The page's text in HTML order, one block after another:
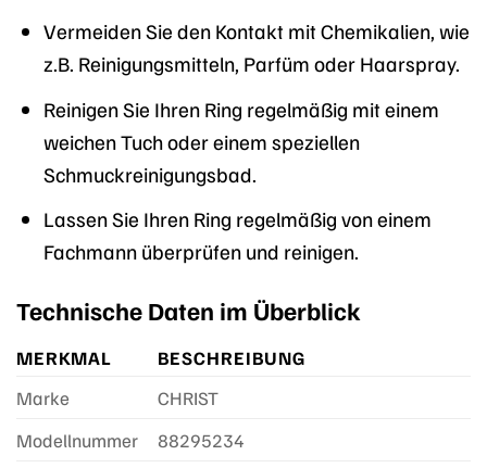
Vermeiden Sie den Kontakt mit Chemikalien, wie
z.B. Reinigungsmitteln, Parfüm oder Haarspray.
Reinigen Sie Ihren Ring regelmäßig mit einem
weichen Tuch oder einem speziellen
Schmuckreinigungsbad.
Lassen Sie Ihren Ring regelmäßig von einem
Fachmann überprüfen und reinigen.
Technische Daten im Überblick
MERKMAL
BESCHREIBUNG
Marke
CHRIST
Modellnummer
88295234